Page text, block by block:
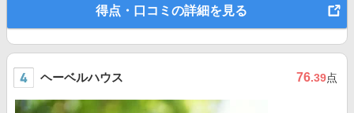
得点・口コミの詳細を見る
ヘーベルハウス 76.39点